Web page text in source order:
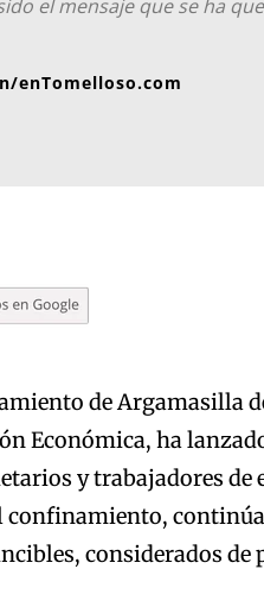
el mensaje que se ha
enTomelloso.com
de Argamasilla
Económica, ha
y trabajadores de
confinamiento,
considerados de